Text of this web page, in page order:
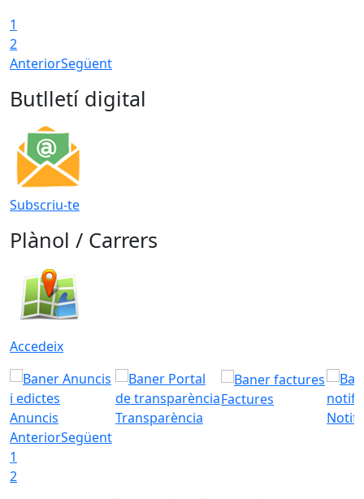
1
2
AnteriorSegüent
Butlletí digital
Subscriu-te
Plànol / Carrers
Accedeix
Anuncis Transparència
Factures
AnteriorSegüent
1
2